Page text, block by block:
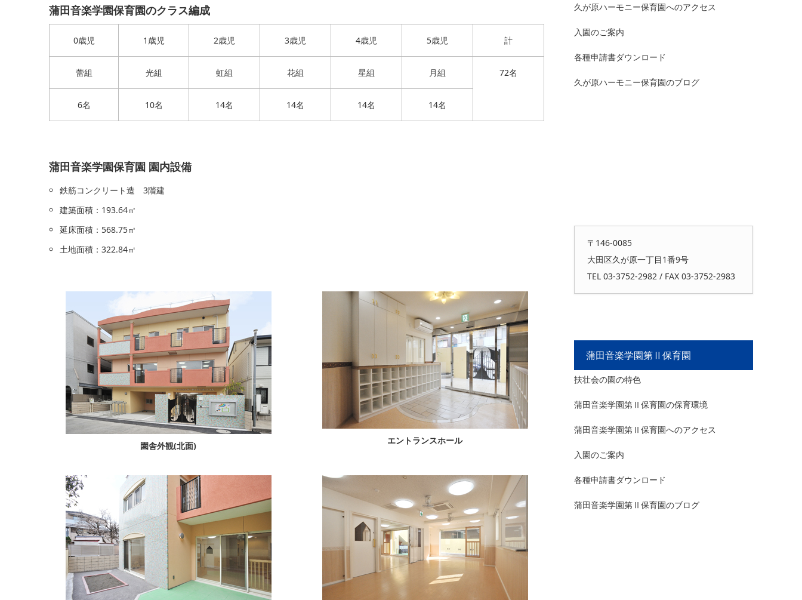
蒲田音楽学園保育園のクラス編成
0歳児 1歳児 2歳児 3歳児 4歳児 5歳児 計
蕾組 光組 虹組 花組 星組 月組 72名
6名 10名 14名 14名 14名 14名
蒲田音楽学園保育園 園内設備
鉄筋コンクリート造 3階建
建築面積：193.64㎡
延床面積：568.75㎡
土地面積：322.84㎡
園舎外観(北面) エントランスホール
久が原ハーモニー保育園へのアクセス
入園のご案内
各種申請書ダウンロード
久が原ハーモニー保育園のブログ
〒146-0085
大田区久が原一丁目1番9号
TEL 03-3752-2982 / FAX 03-3752-2983
蒲田音楽学園第Ⅱ保育園
扶壮会の園の特色
蒲田音楽学園第Ⅱ保育園の保育環境
蒲田音楽学園第Ⅱ保育園へのアクセス
入園のご案内
各種申請書ダウンロード
蒲田音楽学園第Ⅱ保育園のブログ